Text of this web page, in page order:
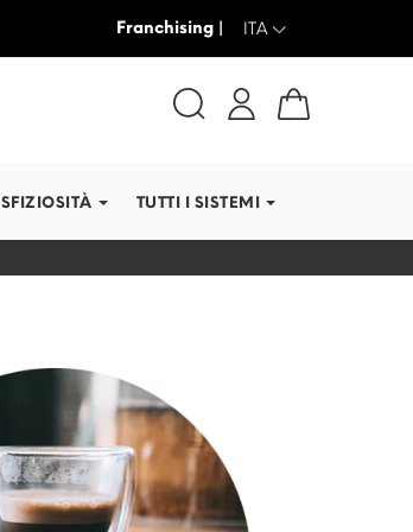
SPEDIAMO IN TEMPI
Franchising | ITA
SFIZIOSITÀ TUTTI I SISTEMI